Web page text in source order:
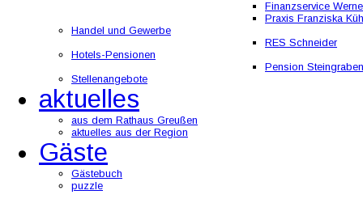
Finanzservice
Praxis Franziska
Handel und Gewerbe
RES Schneider
Hotels-Pensionen
Pension Steingraben
Stellenangebote
aktuelles
aus dem Rathaus Greußen
aktuelles aus der Region
Gäste
Gästebuch
puzzle